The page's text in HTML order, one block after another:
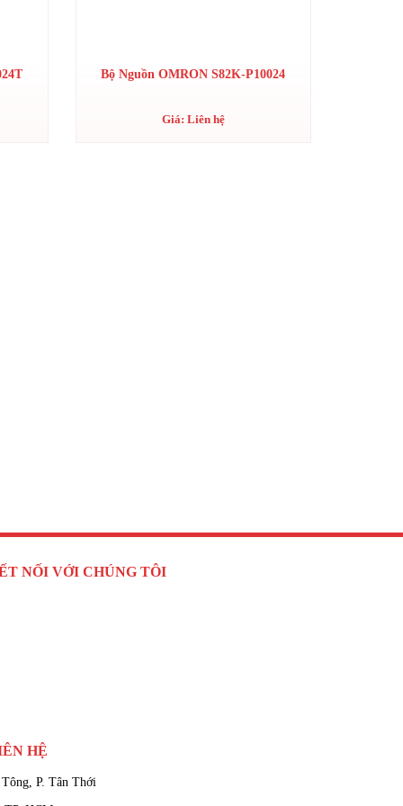
Bộ Nguồn OMRON S82K-P10024
Giá: Liên hệ
NỐI VỚI CHÚNG TÔI
HỆ
P. Tân Thới